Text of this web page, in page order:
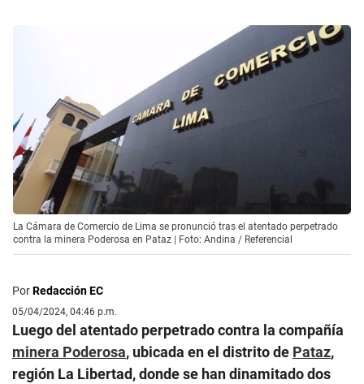
La Cámara de Comercio de Lima se pronunció tras el atentado perpetrado
contra la minera Poderosa en Pataz | Foto: Andina / Referencial
PorRedacción EC
05/04/2024, 04:46 p.m.
Luego del atentado perpetrado contra la compañía
minera Poderosa, ubicada en el distrito de Pataz,
región La Libertad, donde se han dinamitado dos